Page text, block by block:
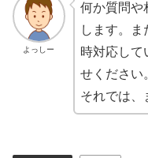
よっしー
何か質問や
します。
時対応して
せください
それでは、